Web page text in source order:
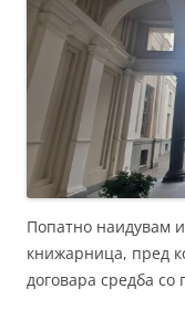
Попатно наидувам
книжарница, пред
договара средба со